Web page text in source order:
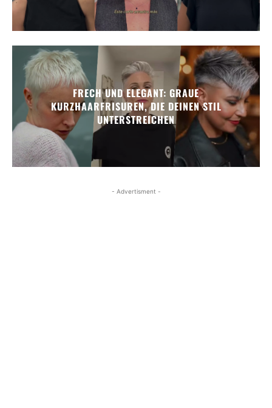
FRECH UND ELEGANT: GRAUE
KURZHAARFRISUREN, DIE DEINEN STIL
UNTERSTREICHEN
- Advertisment -